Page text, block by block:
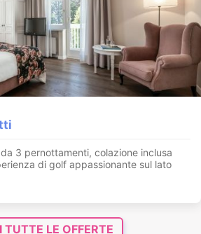
3 pernottamenti, colazione inclusa
di golf appassionante sul lato
TUTTE LE OFFERTE